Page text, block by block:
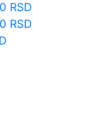
RSD
RSD